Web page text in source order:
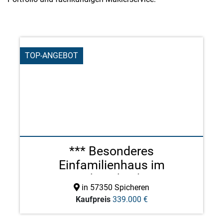
TOP-ANGEBOT
*** Besonderes
Einfamilienhaus im
Fachwerkstil ...
in 57350 Spicheren
Kaufpreis 339.000 €